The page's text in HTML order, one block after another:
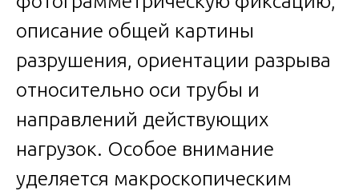
описание общей картины
разрушения, ориентации разрыва
относительно оси трубы и
направлений действующих
нагрузок. Особое внимание
уделяется макроскопическим